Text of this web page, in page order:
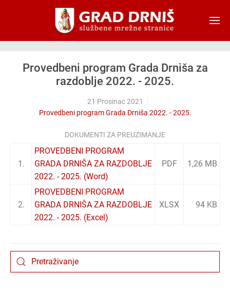
Skip to main content
Provedbeni program Grada Drniša za
razdoblje 2022. - 2025.
21 Prosinac 2021
Provedbeni program Grada Drniša 2022. - 2025.
DOKUMENTI ZA PREUZIMANJE
1.
PROVEDBENI PROGRAM
GRADA DRNIŠA ZA RAZDOBLJE
2022. - 2025. (Word)
PDF 1,26 MB
2.
PROVEDBENI PROGRAM
GRADA DRNIŠA ZA RAZDOBLJE
2022. - 2025. (Excel)
XLSX 94 KB